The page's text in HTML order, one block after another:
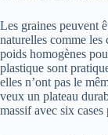
Les graines peuvent
naturelles comme les
poids homogènes
plastique sont
elles n’ont pas le
veux un plateau
massif avec six